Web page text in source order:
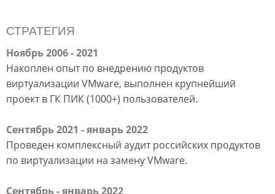
СТРАТЕГИЯ
Ноябрь 2006 - 2021
Накоплен опыт по внедрению продуктов
виртуализации VMware, выполнен крупнейший
проект в ГК ПИК (1000+) пользователей.
Сентябрь 2021 - январь 2022
Проведен комплексный аудит российских продуктов
по виртуализации на замену VMware.
Сентябрь - январь 2022